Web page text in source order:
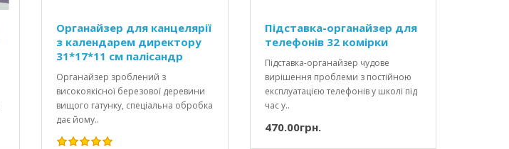
Органайзер для канцелярії
з календарем директору
31*17*11 см палісандр
Органайзер зроблений з
високоякісної березової деревини
вищого гатунку, спеціальна обробка
дає йому..
Підставка-органайзер для
телефонів 32 комірки
Підставка-органайзер чудове
вирішення проблеми з постійною
експлуатацією телефонів у школі під
час у..
470.00грн.